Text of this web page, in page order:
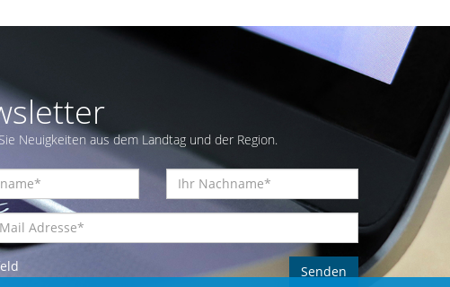
Neuigkeiten aus dem Landtag und der Region.